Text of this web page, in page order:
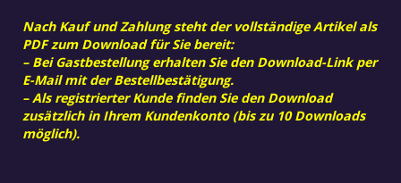
Nach Kauf und Zahlung steht der vollständige Artikel als
PDF zum Download für Sie bereit:
– Bei Gastbestellung erhalten Sie den Download-Link per
E-Mail mit der Bestellbestätigung.
– Als registrierter Kunde finden Sie den Download
zusätzlich in Ihrem Kundenkonto (bis zu 10 Downloads
möglich).